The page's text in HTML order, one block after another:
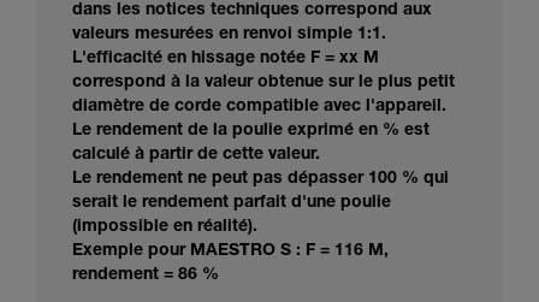
dans les notices techniques correspond aux
valeurs mesurées en renvoi simple 1:1.
L'efficacité en hissage notée F = xx M
correspond à la valeur obtenue sur le plus petit
diamètre de corde compatible avec l'appareil.
Le rendement de la poulie exprimé en % est
calculé à partir de cette valeur.
Le rendement ne peut pas dépasser 100 % qui
serait le rendement parfait d'une poulie
(impossible en réalité).
Exemple pour MAESTRO S : F = 116 M,
rendement = 86 %